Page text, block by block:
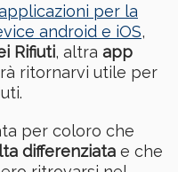
per la
android e iOS,
Rifiuti, altra app
ritornarvi utile per
per coloro che
differenziata e che